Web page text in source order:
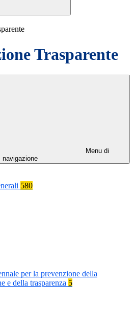
Trasparente
Menu di
navigazione
580
per la prevenzione della
e della trasparenza 5